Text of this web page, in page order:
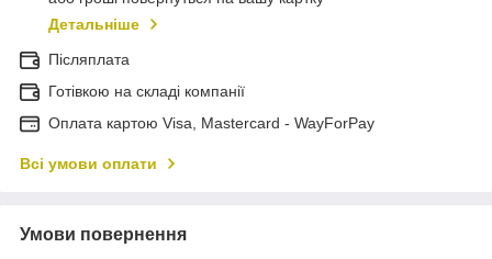
Детальніше
Післяплата
Готівкою на складі компанії
Оплата картою Visa, Mastercard - WayForPay
Всі умови оплати
Умови повернення